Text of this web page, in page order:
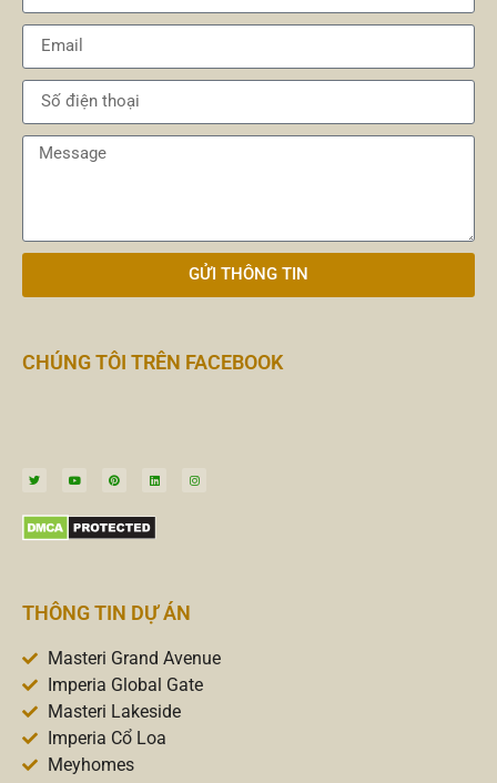
GỬI THÔNG TIN
CHÚNG TÔI TRÊN FACEBOOK
THÔNG TIN DỰ ÁN
Masteri Grand Avenue
Imperia Global Gate
Masteri Lakeside
Imperia Cổ Loa
Meyhomes